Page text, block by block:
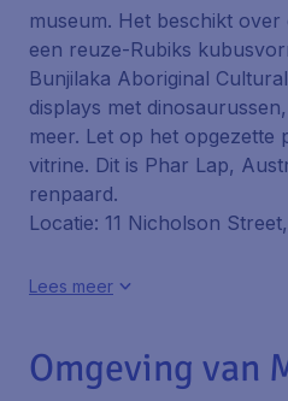
museum. Het beschikt
een reuze-Rubiks
Bunjilaka Aboriginal
displays met
meer. Let op het opgezette
vitrine. Dit is Phar Lap,
renpaard.
Locatie: 11 Nicholson
Lees meer
Omgeving van